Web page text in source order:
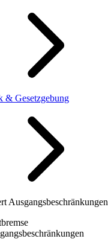
& Gesetzgebung
Ausgangsbeschränkungen